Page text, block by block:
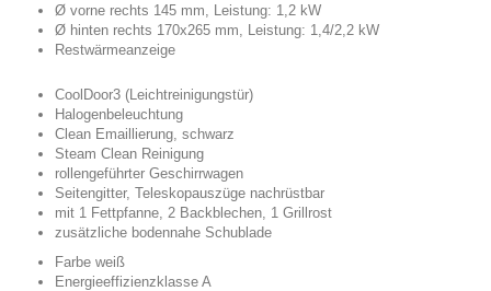
Ø vorne rechts 145 mm, Leistung: 1,2 kW
Ø hinten rechts 170x265 mm, Leistung: 1,4/2,2 kW
Restwärmeanzeige
CoolDoor3 (Leichtreinigungstür)
Halogenbeleuchtung
Clean Emaillierung, schwarz
Steam Clean Reinigung
rollengeführter Geschirrwagen
Seitengitter, Teleskopauszüge nachrüstbar
mit 1 Fettpfanne, 2 Backblechen, 1 Grillrost
zusätzliche bodennahe Schublade
Farbe weiß
Energieeffizienzklasse A